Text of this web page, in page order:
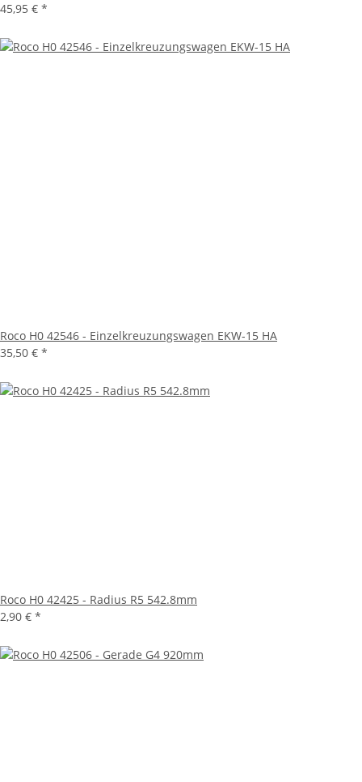
45,95 € *
Roco H0 42546 - Einzelkreuzungswagen EKW-15 HA
35,50 € *
Roco H0 42425 - Radius R5 542.8mm
2,90 € *